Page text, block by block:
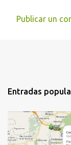
Publicar un
Entradas